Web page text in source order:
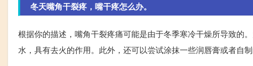
冬天嘴角干裂疼，嘴干疼怎么办。
根据你的描述，嘴角干裂疼痛可能是由于冬季寒冷干燥所导致的
水，具有去火的作用。此外，还可以尝试涂抹一些润唇膏或者自